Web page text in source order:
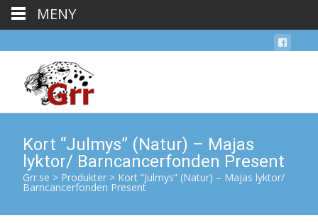
Kort “Julmys” (Natur) – Majas
lyktor/ Barncancerfonden Present
Grr.se > Produkter > Kort “Julmys” (Natur) – Majas lyktor/
Barncancerfonden Present
MENY